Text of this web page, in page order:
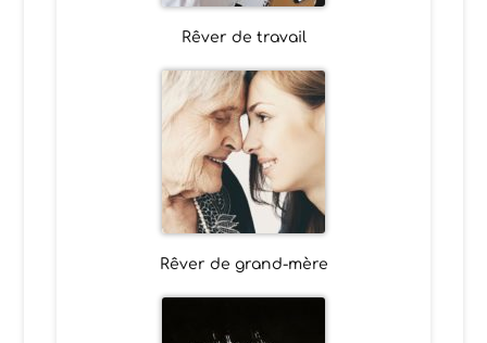
Rêver de travail
Rêver de grand-mère